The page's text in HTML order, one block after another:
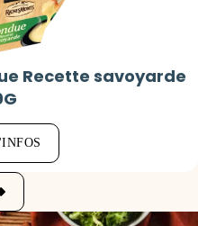
Recette savoyarde